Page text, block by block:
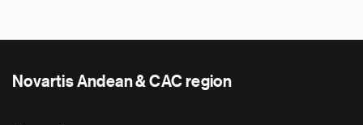
Novartis Andean & CAC region